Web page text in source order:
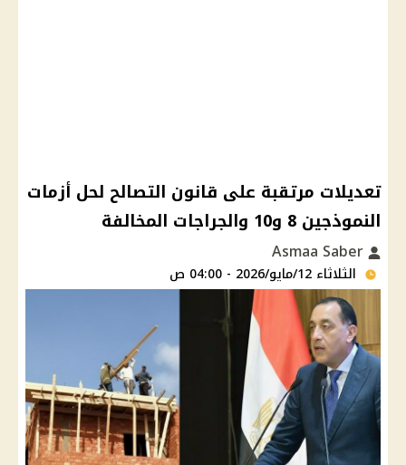
تعديلات مرتقبة على قانون التصالح لحل أزمات
النموذجين 8 و10 والجراجات المخالفة
الثلاثاء 12/مايو/2026 - 04:00 ص